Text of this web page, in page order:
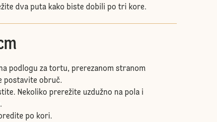
dva puta kako biste dobili po tri kore.
podlogu za tortu, prerezanom stranom
postavite obruč.
Nekoliko prerežite uzdužno na pola i
po kori.